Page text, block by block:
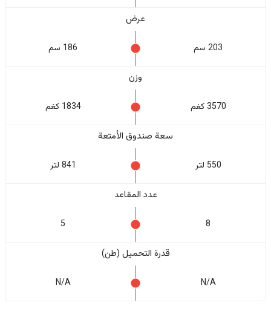
عرض
203 سم 186 سم
وزن
3570 كغم 1834 كغم
سعة صندوق الأمتعة
550 لتر 841 لتر
عدد المقاعد
8
5
قدرة التحميل (طن)
N/A
N/A